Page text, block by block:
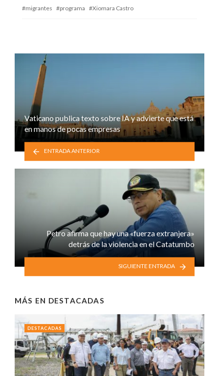
migrantes programa Xiomara Castro
Vaticano publica texto sobre IA y advierte que está
en manos de pocas empresas
ENTRADA ANTERIOR
Petro afirma que hay una «fuerza extranjera»
detrás de la violencia en el Catatumbo
SIGUIENTE ENTRADA
MÁS EN DESTACADAS
DESTACADAS